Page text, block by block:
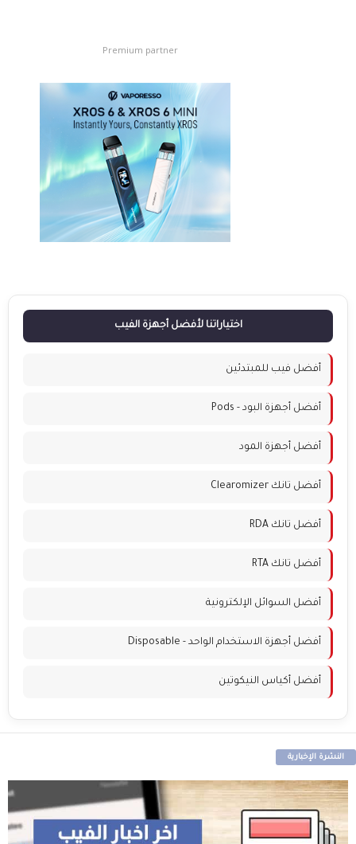
Premium partner
اختياراتنا لأفضل أجهزة الفيب
أفضل فيب للمبتدئين
أفضل أجهزة البود - Pods
أفضل أجهزة المود
أفضل تانك Clearomizer
أفضل تانك RDA
أفضل تانك RTA
أفضل السوائل الإلكترونية
أفضل أجهزة الاستخدام الواحد - Disposable
أفضل أكياس النيكوتين
النشرة الإخبارية